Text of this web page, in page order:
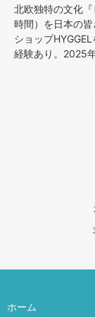
北欧独特の文化
時間）を日本の
ショップ
経験あり。2025
ホーム